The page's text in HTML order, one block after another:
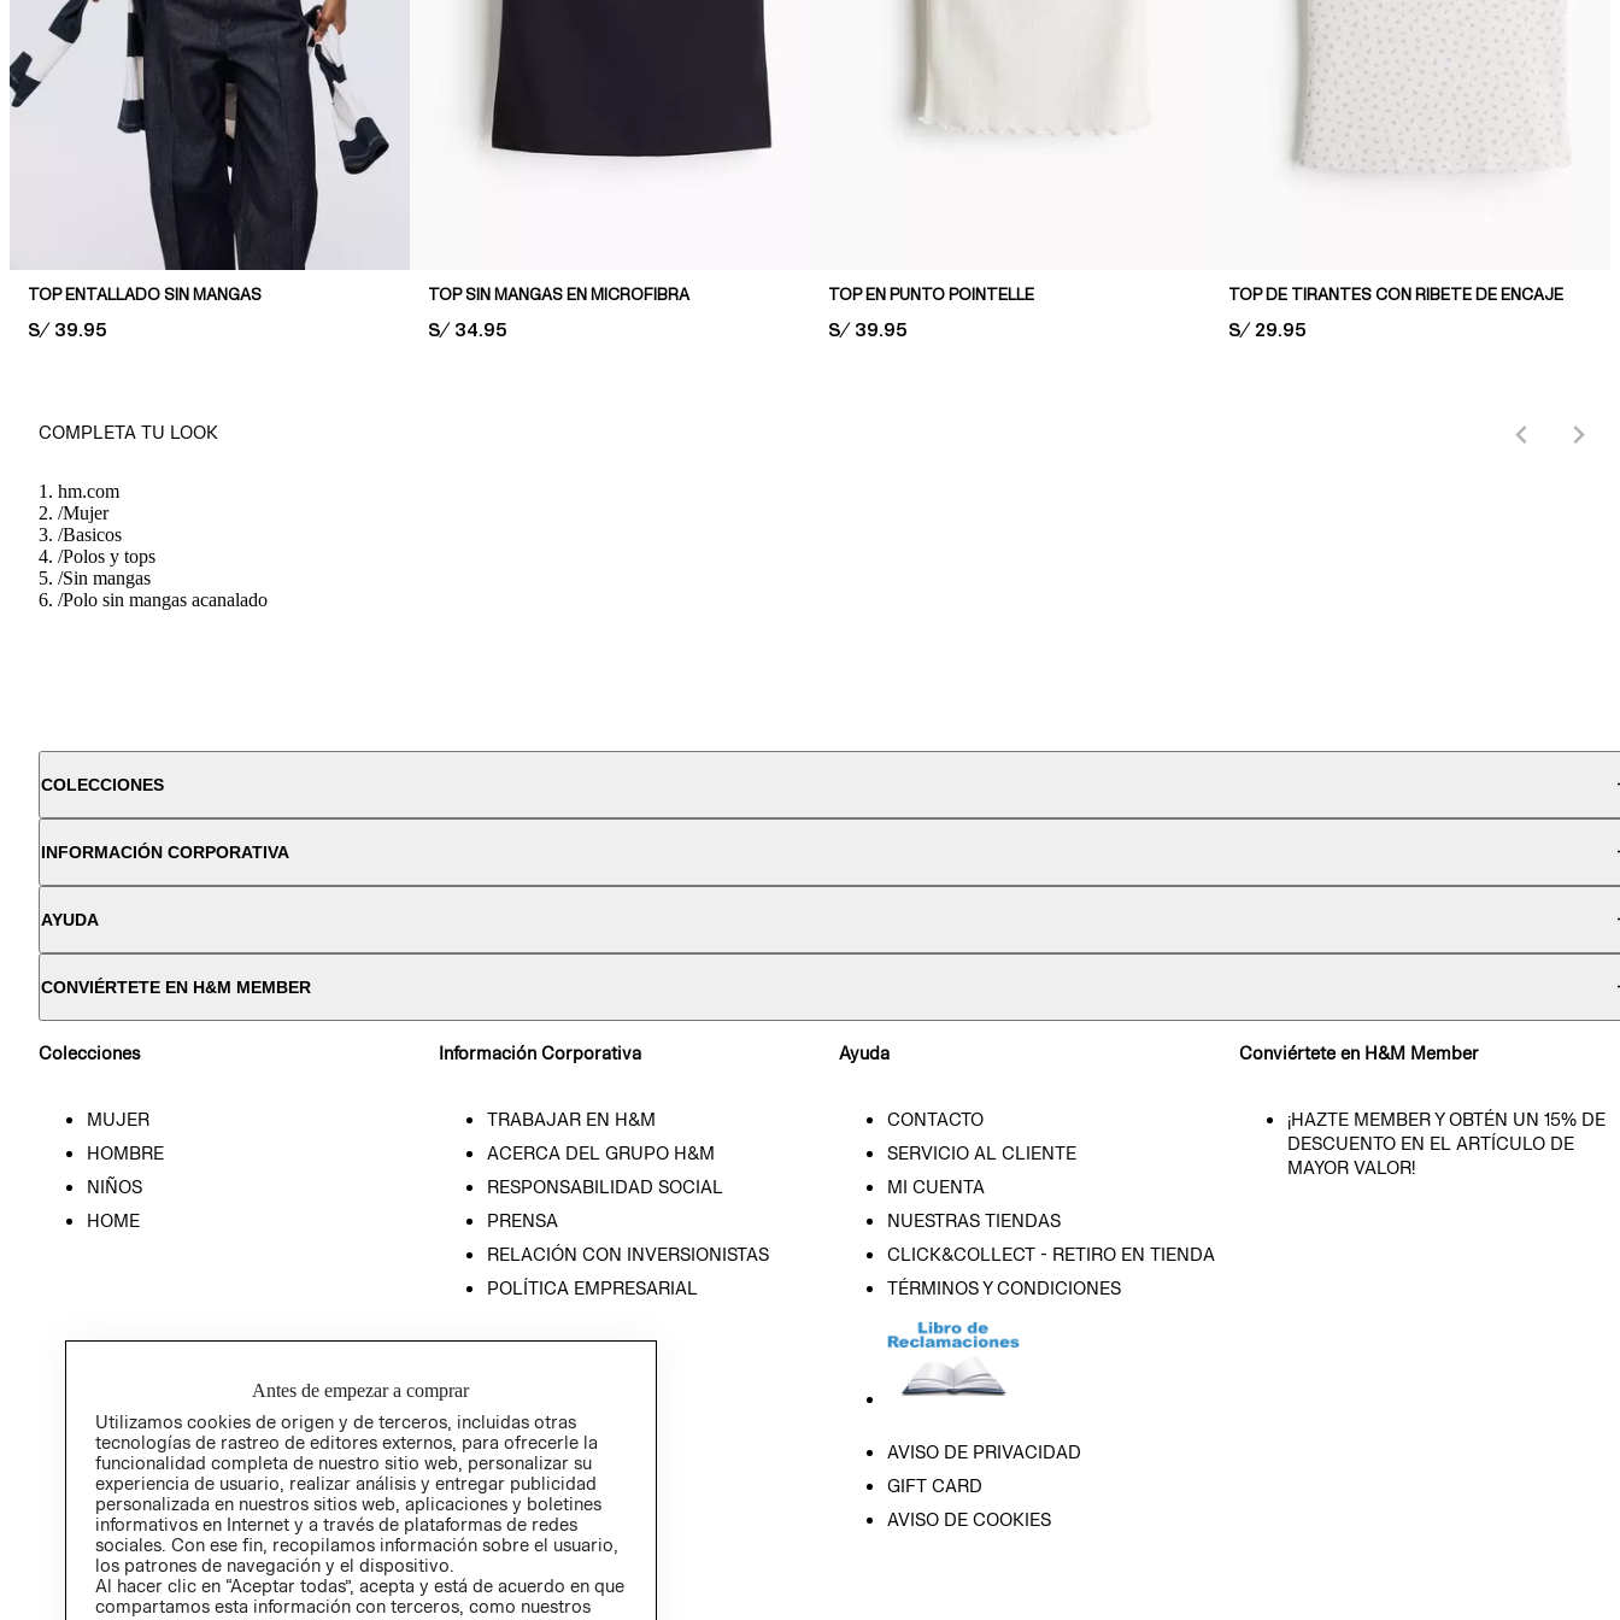
TOP ENTALLADO SIN MANGAS
PRICE:
S/ 39.95
TOP SIN MANGAS EN MICROFIBRA
PRICE:
S/ 34.95
TOP EN PUNTO POINTELLE
PRICE:
S/ 39.95
TOP DE TIRANTES CON RIBETE DE ENCAJE
PRICE:
S/ 29.95
COMPLETA TU LOOK
hm.com
/Mujer
/Basicos
/Polos y tops
/Sin mangas
/Polo sin mangas acanalado
COLECCIONES
INFORMACIÓN CORPORATIVA
AYUDA
CONVIÉRTETE EN H&M MEMBER
Colecciones
MUJER
HOMBRE
NIÑOS
HOME
Información Corporativa
TRABAJAR EN H&M
ACERCA DEL GRUPO H&M
RESPONSABILIDAD SOCIAL
PRENSA
RELACIÓN CON INVERSIONISTAS
POLÍTICA EMPRESARIAL
Ayuda
CONTACTO
SERVICIO AL CLIENTE
MI CUENTA
NUESTRAS TIENDAS
CLICK&COLLECT - RETIRO EN TIENDA
TÉRMINOS Y CONDICIONES
AVISO DE PRIVACIDAD
GIFT CARD
AVISO DE COOKIES
Conviértete en H&M Member
¡HAZTE MEMBER Y OBTÉN UN 15% DE
DESCUENTO EN EL ARTÍCULO DE
MAYOR VALOR!
Antes de empezar a comprar
Utilizamos cookies de origen y de terceros, incluidas otras
tecnologías de rastreo de editores externos, para ofrecerle la
funcionalidad completa de nuestro sitio web, personalizar su
experiencia de usuario, realizar análisis y entregar publicidad
personalizada en nuestros sitios web, aplicaciones y boletines
informativos en Internet y a través de plataformas de redes
sociales. Con ese fin, recopilamos información sobre el usuario,
los patrones de navegación y el dispositivo.
Al hacer clic en “Aceptar todas”, acepta y está de acuerdo en que
compartamos esta información con terceros, como nuestros